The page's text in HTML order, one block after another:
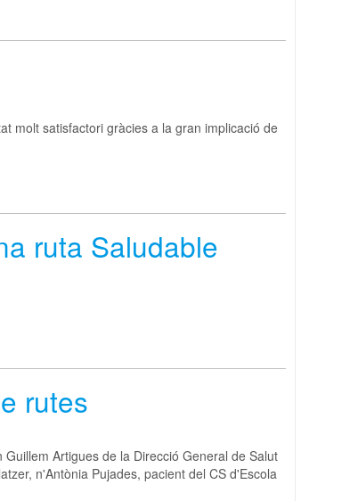
molt satisfactori gràcies a la gran implicació de
ruta Saludable
rutes
Artigues de la Direcció General de Salut
n'Antònia Pujades, pacient del CS d'Escola